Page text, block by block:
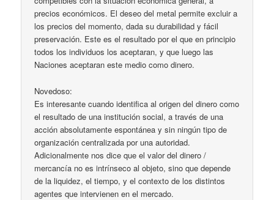
precios económicos. El deseo del metal permite excluir a
los precios del momento, dada su durabilidad y fácil
preservación. Este es el resultado por el que en principio
todos los individuos los aceptaran, y que luego las
Naciones aceptaran este medio como dinero.
Novedoso:
Es interesante cuando identifica al origen del dinero como
el resultado de una institución social, a través de una
acción absolutamente espontánea y sin ningún tipo de
organización centralizada por una autoridad.
Adicionalmente nos dice que el valor del dinero /
mercancía no es intrínseco al objeto, sino que depende
de la liquidez, el tiempo, y el contexto de los distintos
agentes que intervienen en el mercado.